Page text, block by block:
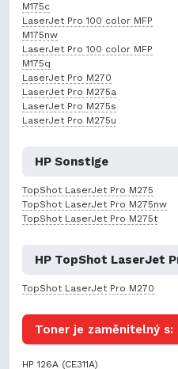
M175c
LaserJet Pro 100 color MFP
M175nw
LaserJet Pro 100 color MFP
M175q
LaserJet Pro M270
LaserJet Pro M275a
LaserJet Pro M275s
LaserJet Pro M275u
HP Sonstige
TopShot LaserJet Pro M275
TopShot LaserJet Pro M275nw
TopShot LaserJet Pro M275t
HP TopShot LaserJet
TopShot LaserJet Pro M270
Toner je zaměnitelný s:
HP 126A (CE311A)